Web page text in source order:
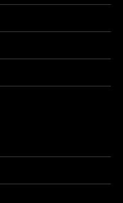
までも料理屋の小僧
常からはみ出させよ
外しかけた伝助が、
は、成長物語として
せんはちっぽけなも
かったのではなかろ
者は凜たちの熱き闘